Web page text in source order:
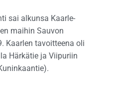
sai alkunsa Kaarle-
maihin Sauvon
Kaarlen tavoitteena oli
Härkätie ja Viipuriin